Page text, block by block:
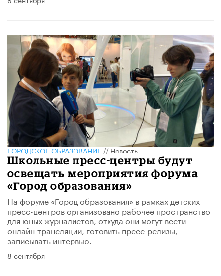
ГОРОДСКОЕ ОБРАЗОВАНИЕ//Новость
Школьные пресс-центры будут
освещать мероприятия форума
«Город образования»
На форуме «Город образования» в рамках детских
пресс-центров организовано рабочее пространство
для юных журналистов, откуда они могут вести
онлайн-трансляции, готовить пресс-релизы,
записывать интервью.
8 сентября